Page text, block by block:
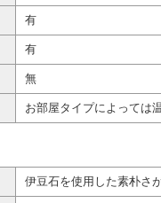
有
有
無
お部屋タイプによっては
伊豆石を使用した素朴さ